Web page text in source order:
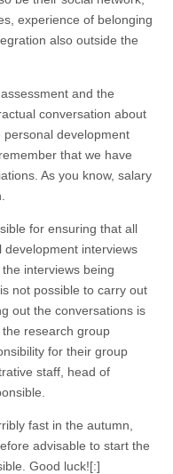
experience of belonging
also outside the
and the
conversation about
development
that we have
As you know, salary
for ensuring that all
interviews
interviews being
not possible to carry out
out the conversations is
research group
for their group
staff, head of
fast in the autumn,
advisable to start the
Good luck![:]